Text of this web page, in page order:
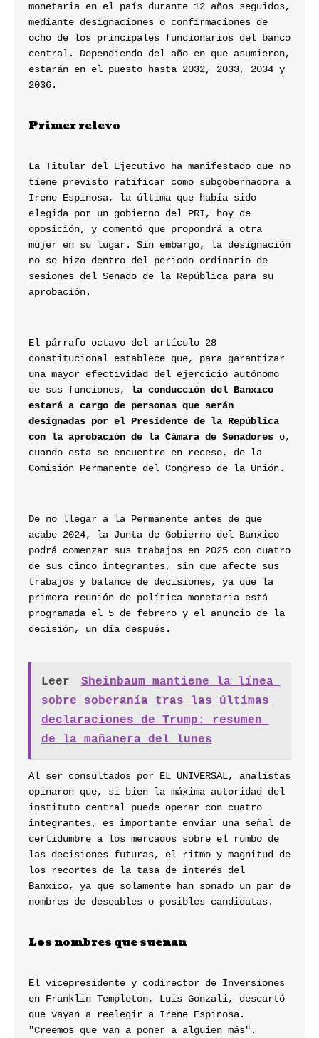
monetaria en el país durante 12 años seguidos,
mediante designaciones o confirmaciones de
ocho de los principales funcionarios del banco
central. Dependiendo del año en que asumieron,
estarán en el puesto hasta 2032, 2033, 2034 y
2036.
Primer relevo
La Titular del Ejecutivo ha manifestado que no
tiene previsto ratificar como subgobernadora a
Irene Espinosa, la última que había sido
elegida por un gobierno del PRI, hoy de
oposición, y comentó que propondrá a otra
mujer en su lugar. Sin embargo, la designación
no se hizo dentro del periodo ordinario de
sesiones del Senado de la República para su
aprobación.
El párrafo octavo del artículo 28
constitucional establece que, para garantizar
una mayor efectividad del ejercicio autónomo
de sus funciones, la conducción del Banxico
estará a cargo de personas que serán
designadas por el Presidente de la República
con la aprobación de la Cámara de Senadores o,
cuando esta se encuentre en receso, de la
Comisión Permanente del Congreso de la Unión.
De no llegar a la Permanente antes de que
acabe 2024, la Junta de Gobierno del Banxico
podrá comenzar sus trabajos en 2025 con cuatro
de sus cinco integrantes, sin que afecte sus
trabajos y balance de decisiones, ya que la
primera reunión de política monetaria está
programada el 5 de febrero y el anuncio de la
decisión, un día después.
Leer
Sheinbaum mantiene la línea
sobre soberanía tras las últimas
declaraciones de Trump: resumen
de la mañanera del lunes
Al ser consultados por EL UNIVERSAL, analistas
opinaron que, si bien la máxima autoridad del
instituto central puede operar con cuatro
integrantes, es importante enviar una señal de
certidumbre a los mercados sobre el rumbo de
las decisiones futuras, el ritmo y magnitud de
los recortes de la tasa de interés del
Banxico, ya que solamente han sonado un par de
nombres de deseables o posibles candidatas.
Los nombres que suenan
El vicepresidente y codirector de Inversiones
en Franklin Templeton, Luis Gonzali, descartó
que vayan a reelegir a Irene Espinosa.
"Creemos que van a poner a alguien más".